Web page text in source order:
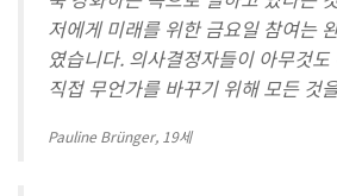
저에게 미래를 위한 금요일 참여는
였습니다. 의사결정자들이 아무것
직접 무언가를 바꾸기 위해 모든 것
Pauline Brünger, 19세